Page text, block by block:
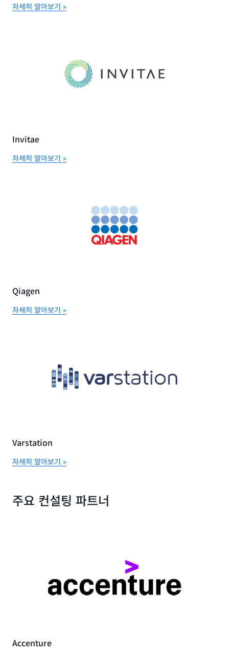
자세히 알아보기 »
Invitae
자세히 알아보기 »
Qiagen
자세히 알아보기 »
Varstation
자세히 알아보기 »
주요 컨설팅 파트너
Accenture